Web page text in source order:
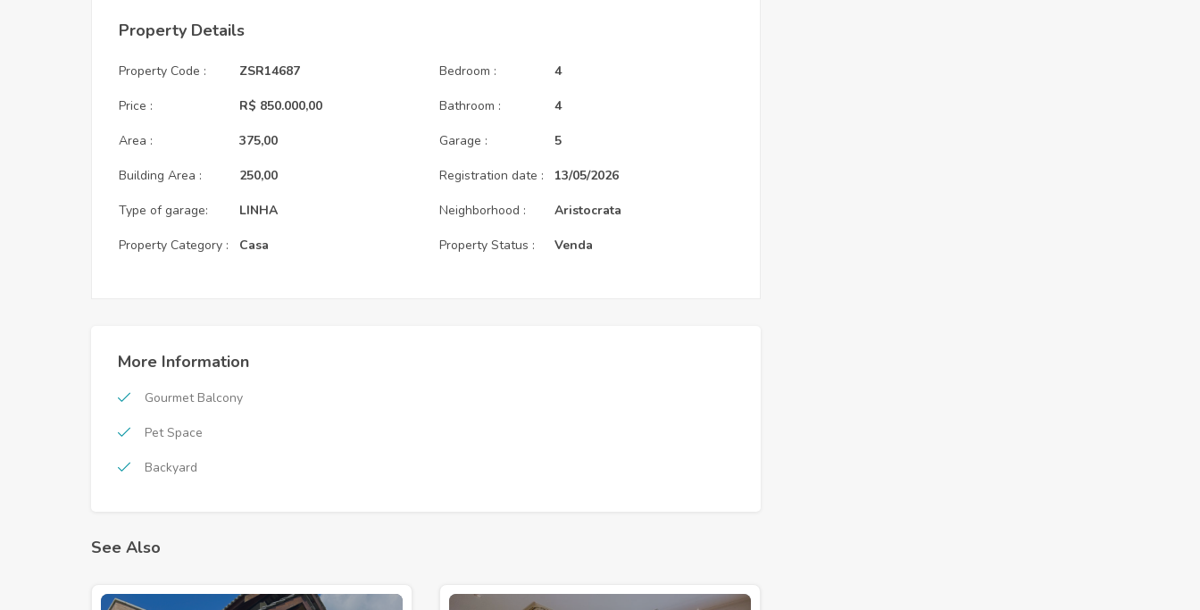
Property Details
Property Code :
Price :
Area :
Building Area :
Type of garage:
Property Category :
ZSR14687
R$ 850.000,00
375,00
250,00
LINHA
Casa
Bedroom :
Bathroom :
Garage :
Registration date :
Neighborhood :
Property Status :
4
4
5
13/05/2026
Aristocrata
Venda
More Information
Gourmet Balcony
Pet Space
Backyard
See Also